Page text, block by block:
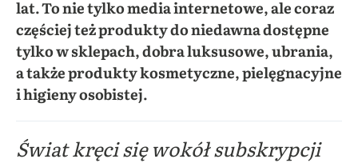
lat. To nie tylko media internetowe, ale coraz
częściej też produkty do niedawna dostępne
tylko w sklepach, dobra luksusowe, ubrania,
a także produkty kosmetyczne, pielęgnacyjne
i higieny osobistej.
Świat kręci się wokół subskrypcji